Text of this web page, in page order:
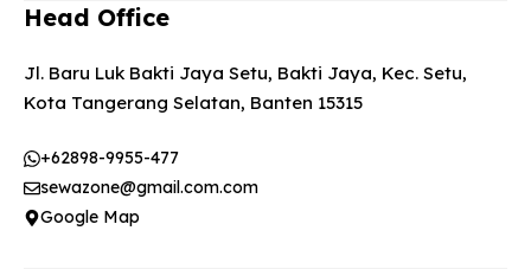
Head Office
Jl. Baru Luk Bakti Jaya Setu, Bakti Jaya, Kec. Setu,
Kota Tangerang Selatan, Banten 15315
+62898-9955-477
sewazone@gmail.com.com
Google Map